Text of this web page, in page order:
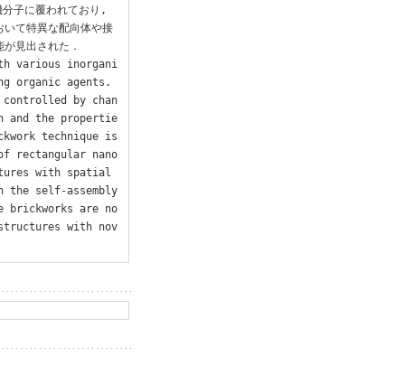
子に覆われており,
て特異な配向体や接
見出された．
various inorgani
organic agents.
by chan
and the propertie
technique is
rectangular nano
with spatial
the self-assembly
brickworks are no
with nov